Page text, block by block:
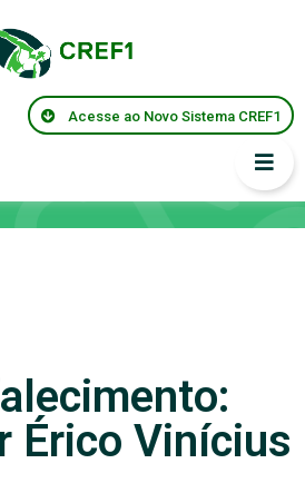
Acesse ao Novo Sistema CREF1
Érico Vinícius